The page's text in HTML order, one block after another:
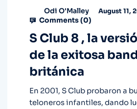
Odi O'Malley August 11,
Comments (0)
S Club 8 , la
de la exitosa
británica
En 2001, S Club probaron a
teloneros infantiles, dando